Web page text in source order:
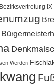
Bezirksvertretung IX
Werden